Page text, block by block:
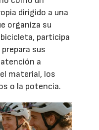
dirigido a una
organiza su
participa
sus
a
material, los
o la potencia.